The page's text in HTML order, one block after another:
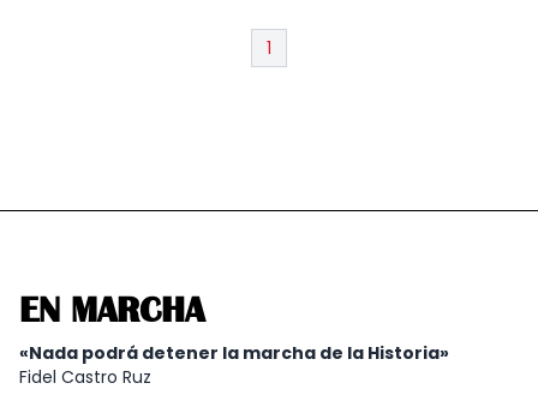
1
EN MARCHA
«Nada podrá detener la marcha de la Historia»
Fidel Castro Ruz